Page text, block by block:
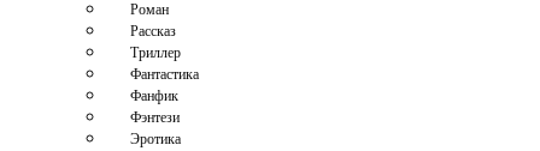
Роман
Рассказ
Триллер
Фантастика
Фанфик
Фэнтези
Эротика